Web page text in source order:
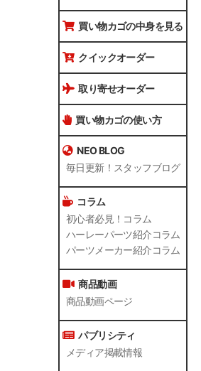
買い物カゴの中身を見る
クイックオーダー
取り寄せオーダー
買い物カゴの使い方
NEO BLOG
毎日更新！スタッフブログ
コラム
初心者必見！コラム
ハーレーパーツ紹介コラム
パーツメーカー紹介コラム
商品動画
商品動画ページ
パブリシティ
メディア掲載情報